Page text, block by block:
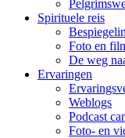
Spirituele reis
Foto en
De weg
Ervaringen
Weblogs
Podcast
Foto- en